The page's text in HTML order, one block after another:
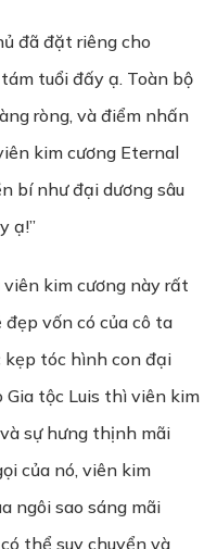
đã đặt riêng cho
tuổi đấy ạ. Toàn bộ
ròng, và điểm nhấn
kim cương Eternal
bí như đại dương sâu
ạ!”
kim cương này rất
đẹp vốn có của cô ta
kẹp tóc hình con đại
Gia tộc Luis thì viên kim
sự hưng thịnh mãi
của nó, viên kim
ngôi sao sáng mãi
thể suy chuyển và